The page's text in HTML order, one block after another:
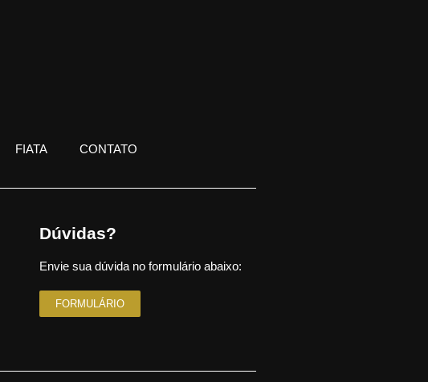
FIATA CONTATO
Dúvidas?
Envie sua dúvida no formulário abaixo:
FORMULÁRIO